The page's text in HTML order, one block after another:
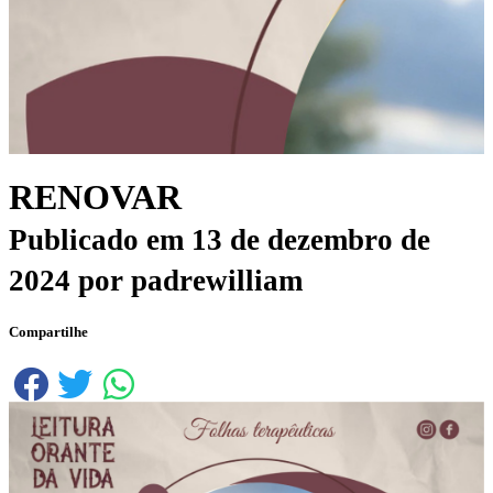
RENOVAR
Publicado em 13 de dezembro de
2024 por padrewilliam
Compartilhe